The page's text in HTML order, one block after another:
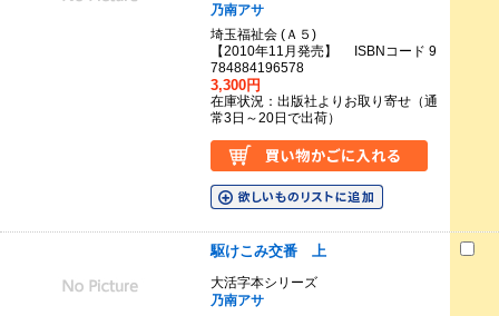
乃南アサ
埼玉福祉会 (Ａ５)
【2010年11月発売】 ISBNコード 9
784884196578
3,300円
在庫状況：出版社よりお取り寄せ（通
常3日～20日で出荷）
駆けこみ交番 上
大活字本シリーズ
乃南アサ